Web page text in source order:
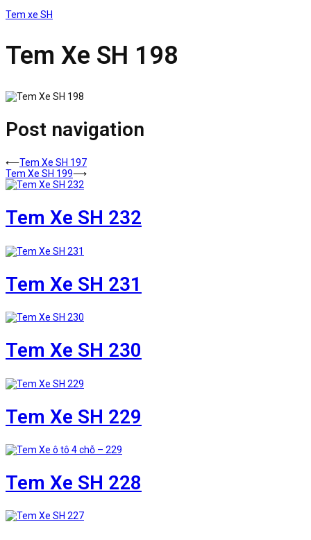
Tem xe SH
Tem Xe SH 198
Post navigation
⟵Tem Xe SH 197
Tem Xe SH 199⟶
Tem Xe SH 232
Tem Xe SH 231
Tem Xe SH 230
Tem Xe SH 229
Tem Xe SH 228